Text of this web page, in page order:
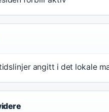
angitt i det lokale